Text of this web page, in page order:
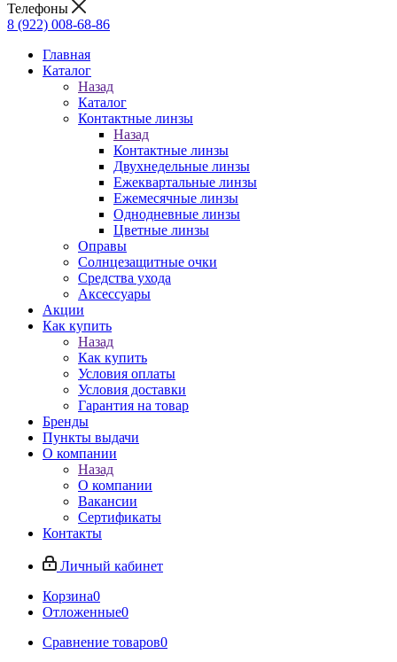
Телефоны
8 (922) 008-68-86
Главная
Каталог
Назад
Каталог
Контактные линзы
Назад
Контактные линзы
Двухнедельные линзы
Ежеквартальные линзы
Ежемесячные линзы
Однодневные линзы
Цветные линзы
Оправы
Солнцезащитные очки
Средства ухода
Аксессуары
Акции
Как купить
Назад
Как купить
Условия оплаты
Условия доставки
Гарантия на товар
Бренды
Пункты выдачи
О компании
Назад
О компании
Вакансии
Сертификаты
Контакты
Личный кабинет
Корзина0
Отложенные0
Сравнение товаров0